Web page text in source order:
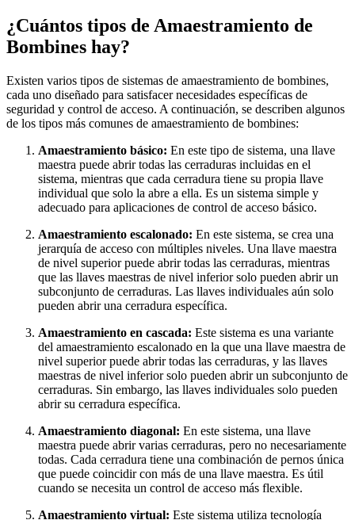
¿Cuántos tipos de Amaestramiento de
Bombines hay?
Existen varios tipos de sistemas de amaestramiento de bombines,
cada uno diseñado para satisfacer necesidades específicas de
seguridad y control de acceso. A continuación, se describen algunos
de los tipos más comunes de amaestramiento de bombines:
Amaestramiento básico: En este tipo de sistema, una llave
maestra puede abrir todas las cerraduras incluidas en el
sistema, mientras que cada cerradura tiene su propia llave
individual que solo la abre a ella. Es un sistema simple y
adecuado para aplicaciones de control de acceso básico.
Amaestramiento escalonado: En este sistema, se crea una
jerarquía de acceso con múltiples niveles. Una llave maestra
de nivel superior puede abrir todas las cerraduras, mientras
que las llaves maestras de nivel inferior solo pueden abrir un
subconjunto de cerraduras. Las llaves individuales aún solo
pueden abrir una cerradura específica.
Amaestramiento en cascada: Este sistema es una variante
del amaestramiento escalonado en la que una llave maestra de
nivel superior puede abrir todas las cerraduras, y las llaves
maestras de nivel inferior solo pueden abrir un subconjunto de
cerraduras. Sin embargo, las llaves individuales solo pueden
abrir su cerradura específica.
Amaestramiento diagonal: En este sistema, una llave
maestra puede abrir varias cerraduras, pero no necesariamente
todas. Cada cerradura tiene una combinación de pernos única
que puede coincidir con más de una llave maestra. Es útil
cuando se necesita un control de acceso más flexible.
Amaestramiento virtual: Este sistema utiliza tecnología